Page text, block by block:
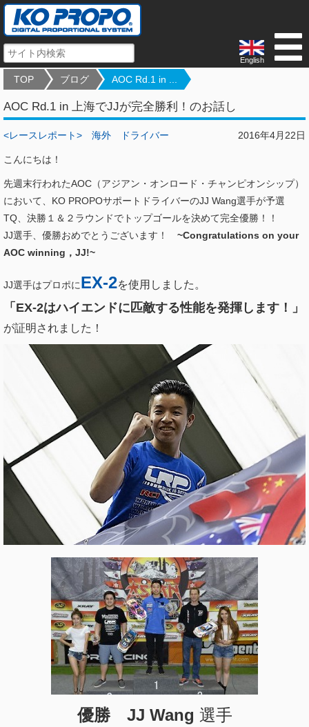
English
TOP ブログ AOC Rd.1 in ...
AOC Rd.1 in 上海でJJが完全勝利！のお話し
2016年4月22日
<レースレポート> 海外 ドライバー
こんにちは！
先週末行われたAOC（アジアン・オンロード・チャンピオンシップ）
において、KO PROPOサポートドライバーのJJ Wang選手が予選
TQ、決勝１＆２ラウンドでトップゴールを決めて完全優勝！！
JJ選手、優勝おめでとうございます！ ~Congratulations on your
AOC winning，JJ!~
JJ選手はプロポにEX-2を使用しました。
「EX-2はハイエンドに匹敵する性能を発揮します！」
が証明されました！
優勝 JJ Wang 選手